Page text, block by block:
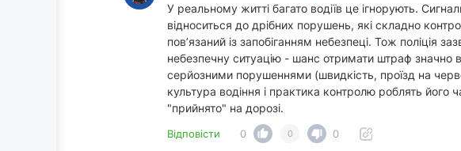
У реальному житті багато водіїв це ігнорують.
відноситься до дрібних порушень, які складно
пов’язаний із запобіганням небезпеці. Тож
небезпечну ситуацію - шанс отримати штраф значно
серйозними порушеннями (швидкість, проїзд на
культура водіння і практика контролю роблять
"прийнято" на дорозі.
Відповісти 0 0 0